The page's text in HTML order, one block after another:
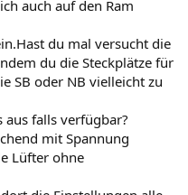
auch auf den Ram
du mal versucht die
du die Steckplätze für
SB oder NB vielleicht zu
aus falls verfügbar?
mit Spannung
Lüfter ohne